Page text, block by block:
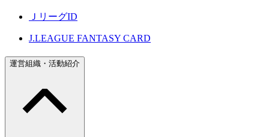
ＪリーグID
J.LEAGUE FANTASY CARD
運営組織・活動紹介